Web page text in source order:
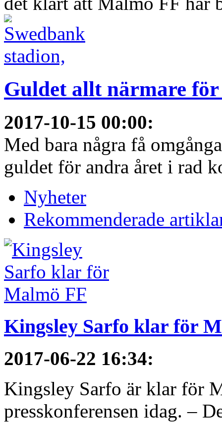
Guldet allt närmare
2017-10-15 00:00:
Med bara några få
guldet för andra året i rad
Nyheter
Rekommenderade
Kingsley Sarfo klar för
2017-06-22 16:34:
Kingsley Sarfo är klar för
presskonferensen idag. –